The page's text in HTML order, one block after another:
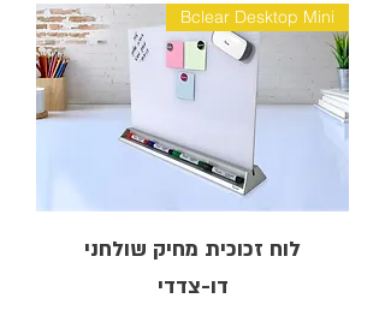
Bclear Desktop Mini
לוח זכוכית מחיק שולחני
דו-צדדי